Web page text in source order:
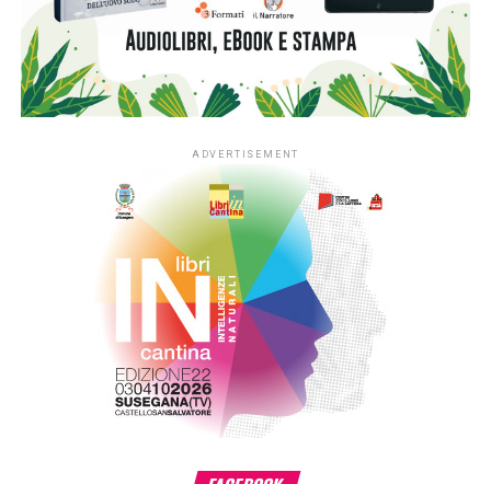
sperimentale dedicato ai nidi realizzato in Lombardia e
nelle province di Novara e Verbano-Cusio-Ossola,
territorio di riferimento della Fondazione. In quattro anni la
sperimentazione ha coinvolto fino a 350 asili nido situati
nei contesti più fragili di queste aree, contribuendo ad
libri nella quotidianità educativa. L’estensione del progetto
si inserisce nella cornice della sfida di mandato Anita –
L’infanzia prima di Fondazione Cariplo, che sostiene il
benessere dei bambini e delle bambine tra 0 e 6 anni, con
particolare attenzione alle situazioni di povertà e fragilità
sociale ed economica, promuovendo percorsi di crescita
individuale e lo sviluppo delle comunità educanti.
«L’estensione di #ioleggoperché a tutti gli asili nido
Giovanni Azzone, presidente Fondazione